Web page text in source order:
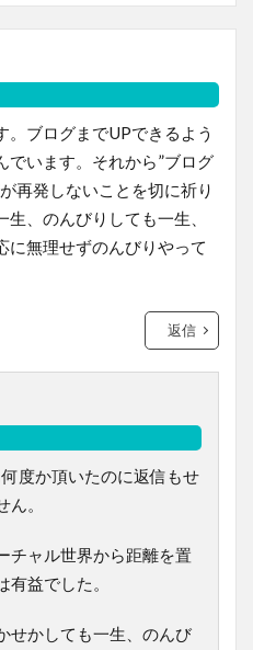
。ブログまでUPできるよう
でいます。それから”ブログ
再発しないことを切に祈り
、のんびりしても一生、
に無理せずのんびりやって
返信
度か頂いたのに返信もせ
。
チャル世界から距離を置
益でした。
せかしても一生、のんび